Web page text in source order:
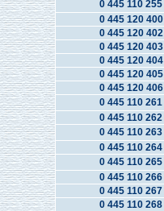
0 445 110 255
0 445 120 400
0 445 120 402
0 445 120 403
0 445 120 404
0 445 120 405
0 445 120 406
0 445 110 261
0 445 110 262
0 445 110 263
0 445 110 264
0 445 110 265
0 445 110 266
0 445 110 267
0 445 110 268